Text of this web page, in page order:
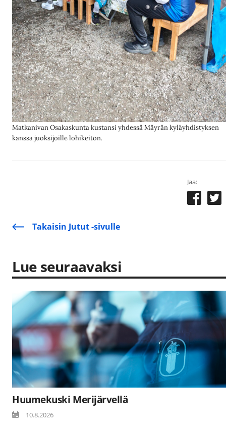
Matkanivan Osakaskunta kustansi yhdessä Mäyrän kyläyhdistyksen
kanssa juoksijoille lohikeiton.
Jaa:
Takaisin Jutut -sivulle
Lue seuraavaksi
Huumekuski Merijärvellä
10.8.2026